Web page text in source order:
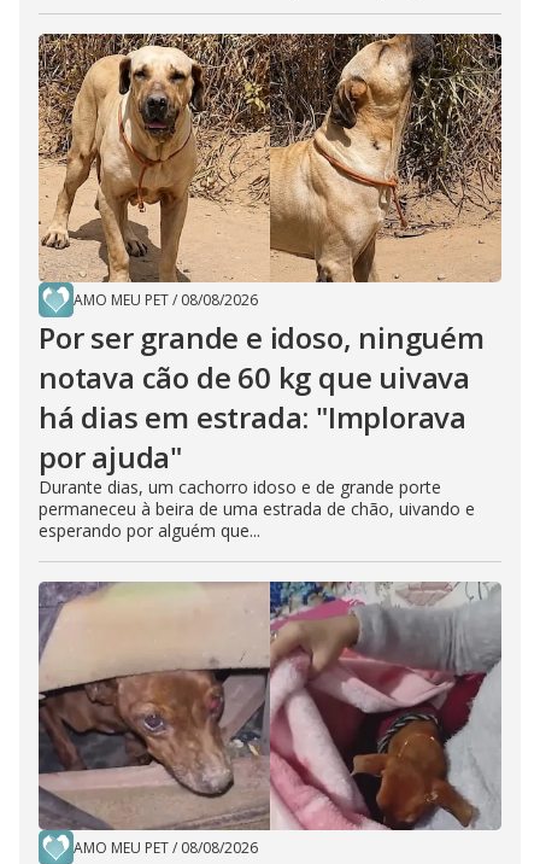
AMO MEU PET/ 08/08/2026
Por ser grande e idoso, ninguém
notava cão de 60 kg que uivava
há dias em estrada: "Implorava
por ajuda"
Durante dias, um cachorro idoso e de grande porte
permaneceu à beira de uma estrada de chão, uivando e
esperando por alguém que...
AMO MEU PET/ 08/08/2026